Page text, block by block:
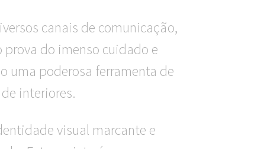
canais de comunicação,
do imenso cuidado e
uma poderosa ferramenta de
interiores.
visual marcante e